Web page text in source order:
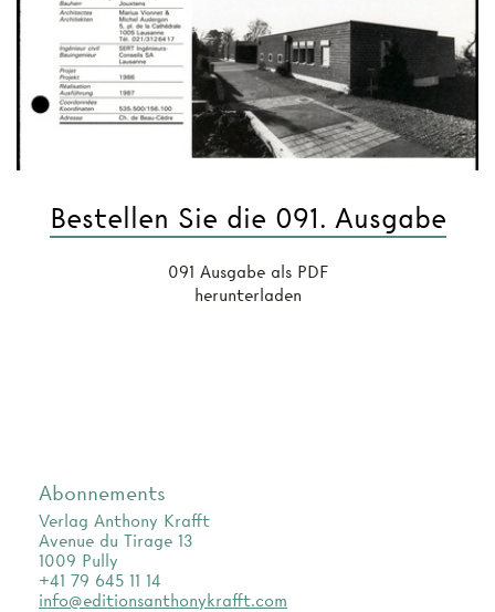
Bestellen Sie die 091. Ausgabe
091 Ausgabe als PDF
herunterladen
Abonnements
Verlag Anthony Krafft
Avenue du Tirage 13
1009 Pully
+41 79 645 11 14
info@editionsanthonykrafft.com